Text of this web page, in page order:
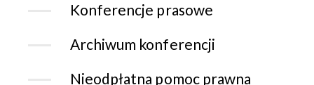
Konferencje prasowe
Archiwum konferencji
Nieodpłatna pomoc prawna